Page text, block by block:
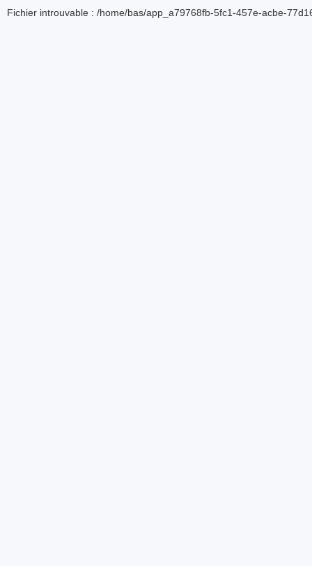
Fichier introuvable : /home/bas/app_a79768fb-5fc1-457e-acbe-